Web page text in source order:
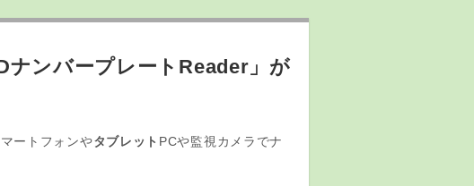
ナンバープレートReader」が
ートフォンやタブレット PCや監視カメラでナ